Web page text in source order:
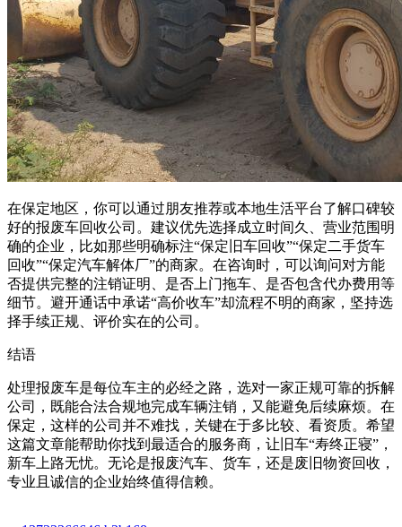
在保定地区，你可以通过朋友推荐或本地生活平台了解口碑较
好的报废车回收公司。建议优先选择成立时间久、营业范围明
确的企业，比如那些明确标注“保定旧车回收”“保定二手货车
回收”“保定汽车解体厂”的商家。在咨询时，可以询问对方能
否提供完整的注销证明、是否上门拖车、是否包含代办费用等
细节。避开通话中承诺“高价收车”却流程不明的商家，坚持选
择手续正规、评价实在的公司。
结语
处理报废车是每位车主的必经之路，选对一家正规可靠的拆解
公司，既能合法合规地完成车辆注销，又能避免后续麻烦。在
保定，这样的公司并不难找，关键在于多比较、看资质。希望
这篇文章能帮助你找到最适合的服务商，让旧车“寿终正寝”，
新车上路无忧。无论是报废汽车、货车，还是废旧物资回收，
专业且诚信的企业始终值得信赖。